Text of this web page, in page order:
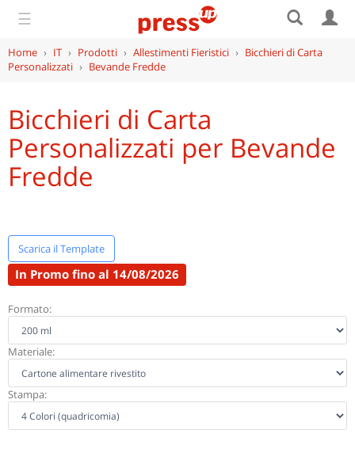
☰
Home › IT › Prodotti › Allestimenti Fieristici › Bicchieri di Carta
Personalizzati › Bevande Fredde
Bicchieri di Carta
Personalizzati per Bevande
Fredde
Scarica il Template
In Promo fino al 14/08/2026
Formato:
Materiale:
Stampa: